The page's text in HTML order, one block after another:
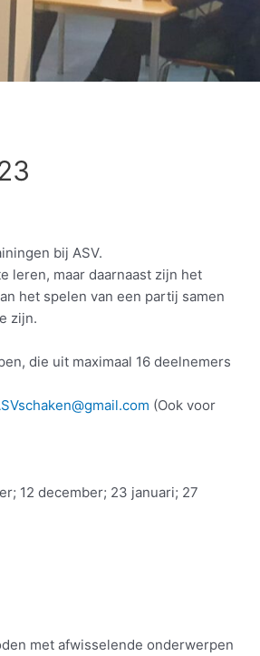
bij ASV.
leren, maar daarnaast zijn het
het spelen van een partij samen
zijn.
die uit maximaal 16 deelnemers
(Ook voor
12 december; 23 januari; 27
met afwisselende onderwerpen